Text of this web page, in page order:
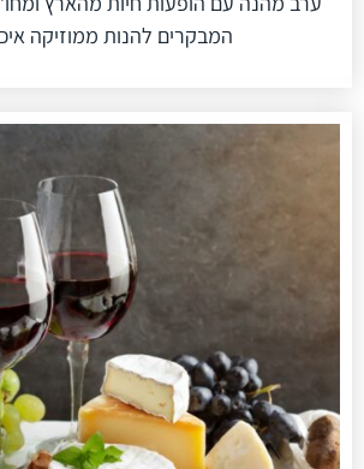
המבקרים להנות ממוזיקה